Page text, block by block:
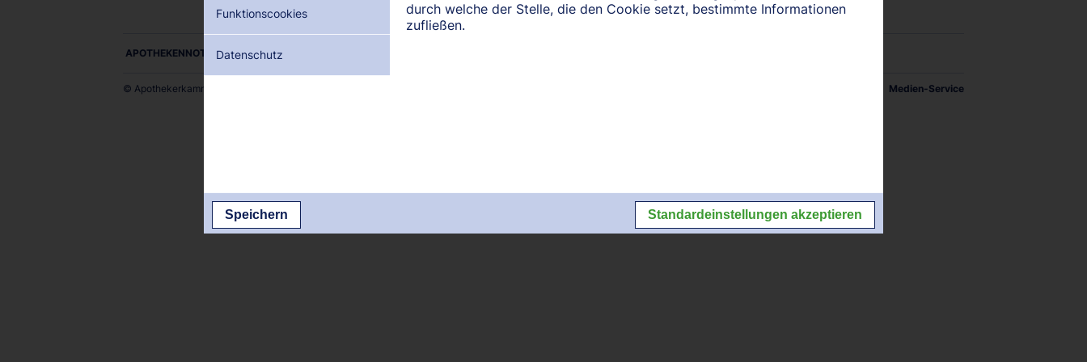
APOTHEKENNOTDIENSTE ALS PDF DOWNLOADEN:
© Apothekerkammer des Saarlandes Medien-Service
durch welche der Stelle, die den Cookie setzt, bestimmte Informationen
zufließen.
Funktionscookies
Datenschutz
Speichern Standardeinstellungen akzeptieren